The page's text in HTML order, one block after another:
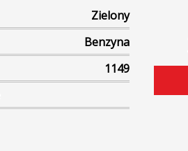
Zielony
Benzyna
1149